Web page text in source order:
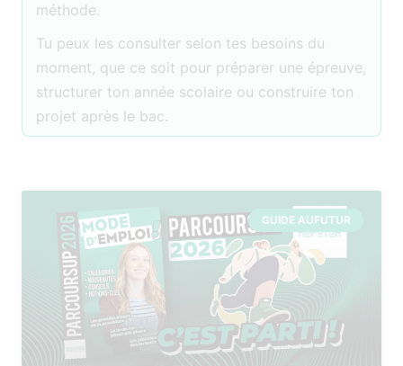
méthode.
Tu peux les consulter selon tes besoins du
moment, que ce soit pour préparer une épreuve,
structurer ton année scolaire ou construire ton
projet après le bac.
GUIDE AUFUTUR